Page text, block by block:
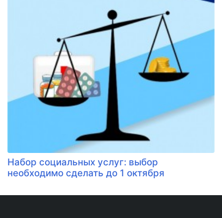
Набор социальных услуг: выбор
необходимо сделать до 1 октября